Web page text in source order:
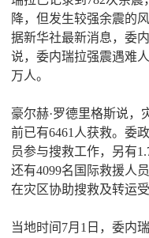
降，但发生较强余震的
据新华社最新消息，委
说，委内瑞拉强震遇难
万人。
豪尔赫·罗德里格斯说，
前已有6461人获救。委
员参与搜救工作，另有
还有4099名国际救援人
在灾区协助搜救及转运受
当地时间7月1日，委内